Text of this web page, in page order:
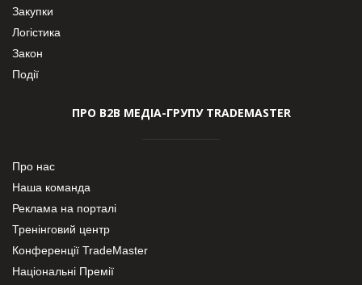
Закупки
Логістика
Закон
Події
ПРО В2В МЕДІА-ГРУПУ TRADEMASTER
Про нас
Наша команда
Реклама на порталі
Тренінговий центр
Конференції TradeMaster
Національні Премії